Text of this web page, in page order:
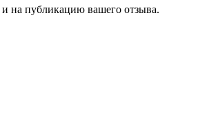
и на публикацию вашего отзыва.